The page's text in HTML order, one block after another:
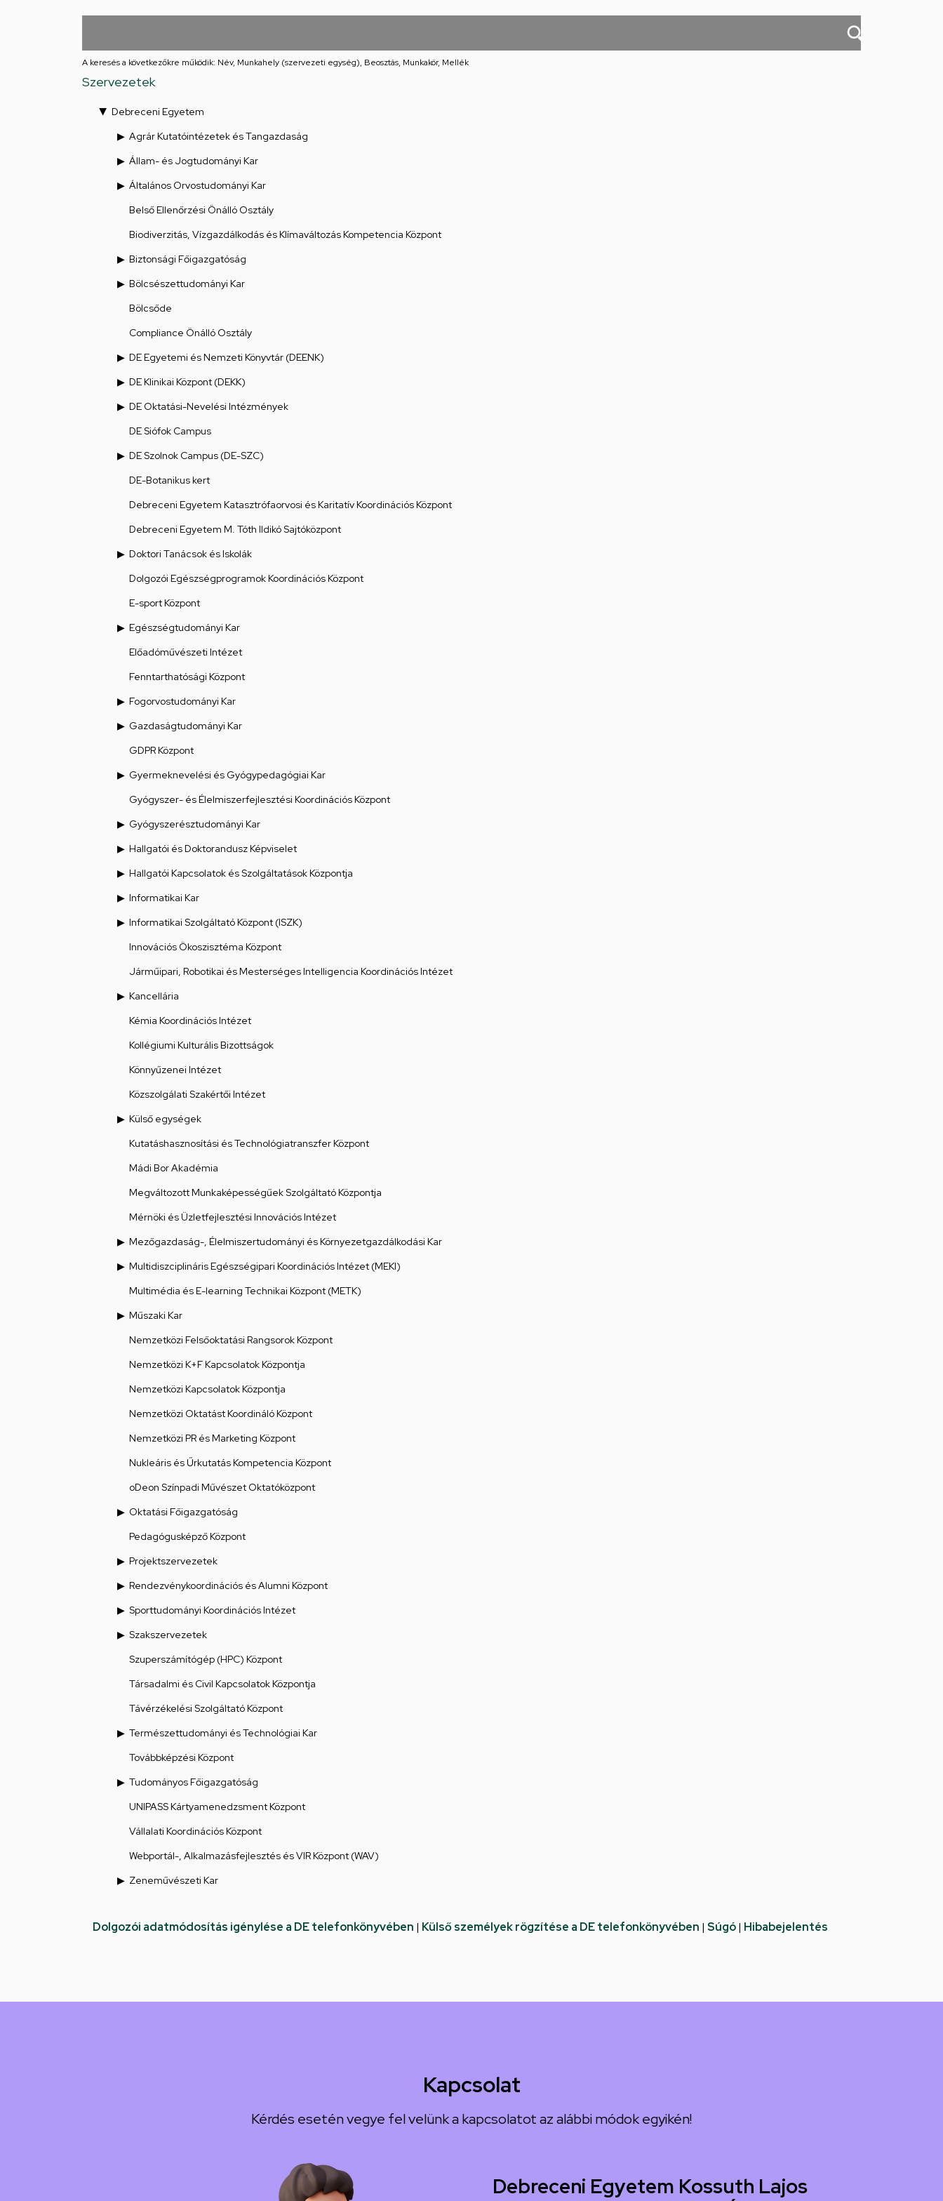
Iskolája
feladatellátási
A keresés a következőkre működik: Név, Munkahely (szervezeti egység), Beosztás, Munkakör, Mellék
Szervezetek
Debreceni Egyetem
Agrár Kutatóintézetek és Tangazdaság
Állam- és Jogtudományi Kar
Általános Orvostudományi Kar
Belső Ellenőrzési Önálló Osztály
Biodiverzitás, Vízgazdálkodás és Klímaváltozás Kompetencia Központ
Biztonsági Főigazgatóság
Bölcsészettudományi Kar
Bölcsőde
Compliance Önálló Osztály
DE Egyetemi és Nemzeti Könyvtár (DEENK)
DE Klinikai Központ (DEKK)
DE Oktatási-Nevelési Intézmények
DE Siófok Campus
DE Szolnok Campus (DE-SZC)
DE-Botanikus kert
Debreceni Egyetem Katasztrófaorvosi és Karitatív Koordinációs Központ
Debreceni Egyetem M. Tóth Ildikó Sajtóközpont
Doktori Tanácsok és Iskolák
Dolgozói Egészségprogramok Koordinációs Központ
E-sport Központ
Egészségtudományi Kar
Előadóművészeti Intézet
Fenntarthatósági Központ
Fogorvostudományi Kar
Gazdaságtudományi Kar
GDPR Központ
Gyermeknevelési és Gyógypedagógiai Kar
Gyógyszer- és Élelmiszerfejlesztési Koordinációs Központ
Gyógyszerésztudományi Kar
Hallgatói és Doktorandusz Képviselet
Hallgatói Kapcsolatok és Szolgáltatások Központja
Informatikai Kar
Informatikai Szolgáltató Központ (ISZK)
Innovációs Ökoszisztéma Központ
Járműipari, Robotikai és Mesterséges Intelligencia Koordinációs Intézet
Kancellária
Kémia Koordinációs Intézet
Kollégiumi Kulturális Bizottságok
Könnyűzenei Intézet
Közszolgálati Szakértői Intézet
Külső egységek
Kutatáshasznosítási és Technológiatranszfer Központ
Mádi Bor Akadémia
Megváltozott Munkaképességűek Szolgáltató Központja
Mérnöki és Üzletfejlesztési Innovációs Intézet
Mezőgazdaság-, Élelmiszertudományi és Környezetgazdálkodási Kar
Multidiszciplináris Egészségipari Koordinációs Intézet (MEKI)
Multimédia és E-learning Technikai Központ (METK)
Műszaki Kar
Nemzetközi Felsőoktatási Rangsorok Központ
Nemzetközi K+F Kapcsolatok Központja
Nemzetközi Kapcsolatok Központja
Nemzetközi Oktatást Koordináló Központ
Nemzetközi PR és Marketing Központ
Nukleáris és Űrkutatás Kompetencia Központ
oDeon Színpadi Művészet Oktatóközpont
Oktatási Főigazgatóság
Pedagógusképző Központ
Projektszervezetek
Rendezvénykoordinációs és Alumni Központ
Sporttudományi Koordinációs Intézet
Szakszervezetek
Szuperszámítógép (HPC) Központ
Társadalmi és Civil Kapcsolatok Központja
Távérzékelési Szolgáltató Központ
Természettudományi és Technológiai Kar
Továbbképzési Központ
Tudományos Főigazgatóság
UNIPASS Kártyamenedzsment Központ
Vállalati Koordinációs Központ
Webportál-, Alkalmazásfejlesztés és VIR Központ (WAV)
Zeneművészeti Kar
Dolgozói adatmódosítás igénylése a DE telefonkönyvében | Külső személyek rögzítése a DE telefonkönyvében | Súgó| Hibabejelentés
Kapcsolat
Kérdés esetén vegye fel velünk a kapcsolatot az alábbi módok egyikén!
Debreceni Egyetem Kossuth Lajos